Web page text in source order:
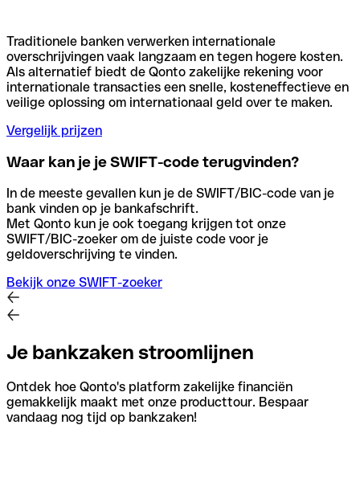
Traditionele banken verwerken internationale
overschrijvingen vaak langzaam en tegen hogere kosten.
Als alternatief biedt de Qonto zakelijke rekening voor
internationale transacties een snelle, kosteneffectieve en
veilige oplossing om internationaal geld over te maken.
Vergelijk prijzen
Waar kan je je SWIFT-code terugvinden?
In de meeste gevallen kun je de SWIFT/BIC-code van je
bank vinden op je bankafschrift.
Met Qonto kun je ook toegang krijgen tot onze
SWIFT/BIC-zoeker om de juiste code voor je
geldoverschrijving te vinden.
Bekijk onze SWIFT-zoeker
Je bankzaken stroomlijnen
Ontdek hoe Qonto's platform zakelijke financiën
gemakkelijk maakt met onze producttour. Bespaar
vandaag nog tijd op bankzaken!